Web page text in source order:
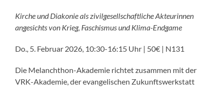
Kirche und Diakonie als zivilgesellschaftliche Akteurinnen
angesichts von Krieg, Faschismus und Klima-Endgame
Do., 5. Februar 2026, 10:30-16:15 Uhr | 50€ | N131
Die Melanchthon-Akademie richtet zusammen mit der
VRK-Akademie, der evangelischen Zukunftswerkstatt